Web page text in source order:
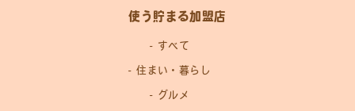
使う貯まる加盟店
すべて
住まい・暮らし
グルメ